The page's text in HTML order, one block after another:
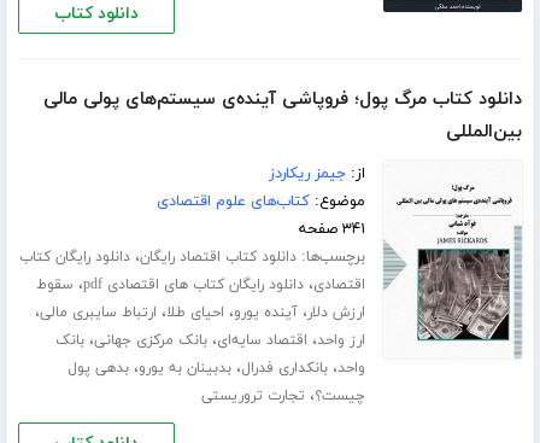
دانلود کتاب
دانلود کتاب مرگ پول؛ فروپاشی آینده‌ی سیستم‌های پولی مالی
بین‌المللی
از:جیمز ریکاردز
موضوع:کتاب‌های علوم اقتصادی
۳۴۱ صفحه
برچسب‌ها:دانلود کتاب اقتصاد رایگان،دانلود رایگان کتاب
اقتصادی،دانلود رایگان کتاب های اقتصادی pdf ، سقوط
ارزش دلار،آینده یورو، احیای طلا، ارتباط سایبری مالی،
ارز واحد، اقتصاد سایه‌ای،بانک مرکزی جهانی،بانک
واحد،بانکداری فدرال،بدبینان به یورو،بدهی پول
چیست؟، تجارت تروریستی